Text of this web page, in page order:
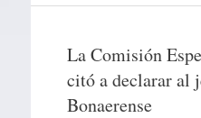
La Comisión
citó a declarar al
Bonaerense